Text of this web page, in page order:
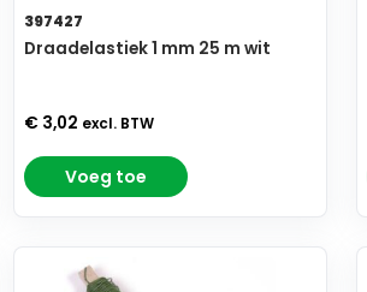
397427
Draadelastiek 1 mm 25 m wit
€ 3,02 excl. BTW
Voeg toe